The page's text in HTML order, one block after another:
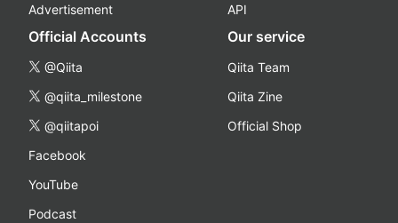
Advertisement
API
Official Accounts
@Qiita
@qiita_milestone
@qiitapoi
Facebook
YouTube
Podcast
Our service
Qiita Team
Qiita Zine
Official Shop